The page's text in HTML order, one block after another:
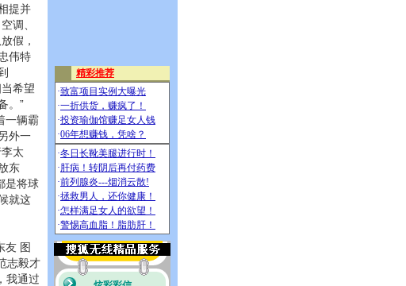
提并
调、
假，
伟特
希望
。”
辆霸
外一
太
东
是将球
就这
友 图
志毅才
我通过